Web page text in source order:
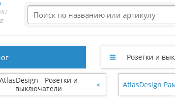
Розетки и
AtlasDesign - Розетки и
выключатели
× AtlasDesign